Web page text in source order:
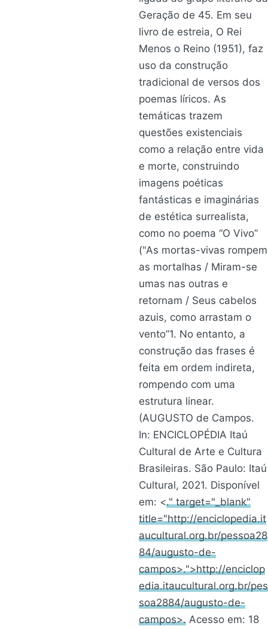
Geração de 45. Em seu
livro de estreia, O Rei
Menos o Reino (1951), faz
uso da construção
tradicional de versos dos
poemas líricos. As
temáticas trazem
questões existenciais
como a relação entre vida
e morte, construindo
imagens poéticas
fantásticas e imaginárias
de estética surrealista,
como no poema “O Vivo”
("As mortas-vivas rompem
as mortalhas / Miram-se
umas nas outras e
retornam / Seus cabelos
azuis, como arrastam o
vento”1. No entanto, a
construção das frases é
feita em ordem indireta,
rompendo com uma
estrutura linear.
(AUGUSTO de Campos.
In: ENCICLOPÉDIA Itaú
Cultural de Arte e Cultura
Brasileiras. São Paulo: Itaú
Cultural, 2021. Disponível
em: <." target="_blank"
title="http://enciclopedia.it
aucultural.org.br/pessoa28
84/augusto-de-
campos>.">http://enciclop
edia.itaucultural.org.br/pes
soa2884/augusto-de-
campos>. Acesso em: 18